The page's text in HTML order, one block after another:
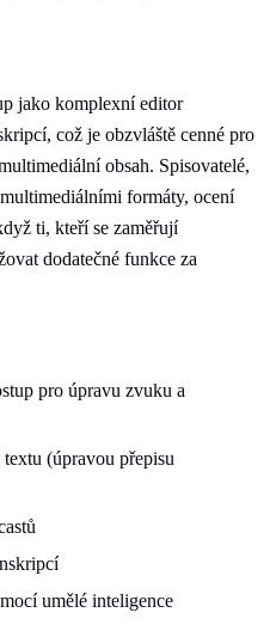
jako komplexní editor
což je obzvláště cenné pro
obsah. Spisovatelé,
formáty, ocení
ti, kteří se zaměřují
dodatečné funkce za
pro úpravu zvuku a
(úpravou přepisu
umělé inteligence